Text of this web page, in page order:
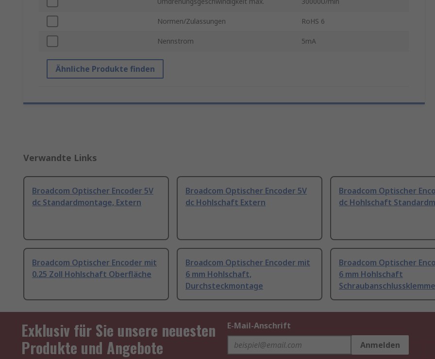
Normen/Zulassungen RoHS 6
Nennstrom 5mA
Ähnliche Produkte finden
Verwandte Links
Broadcom Optischer Encoder 5V
dc Standardmontage, Extern
Broadcom Optischer Encoder 5V
dc Hohlschaft Extern
Broadcom Optischer
dc Hohlschaft
Broadcom Optischer Encoder mit
0.25 Zoll Hohlschaft Oberfläche
Broadcom Optischer Encoder mit
6 mm Hohlschaft,
Durchsteckmontage
Broadcom Optischer
6 mm Hohlschaft
Schraubanschlussklemme
Exklusiv für Sie unsere neuesten
Produkte und Angebote
E-Mail-Anschrift
Anmelden